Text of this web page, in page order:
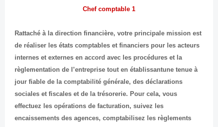
1 Chef comptable
Rattaché à la direction financière, votre principale mission est
de réaliser les états comptables et financiers pour les acteurs
internes et externes en accord avec les procédures et la
règlementation de l’entreprise tout en établissantune tenue à
jour fiable de la comptabilité générale, des déclarations
sociales et fiscales et de la trésorerie. Pour cela, vous
effectuez les opérations de facturation, suivez les
encaissements des agences, comptabilisez les règlements